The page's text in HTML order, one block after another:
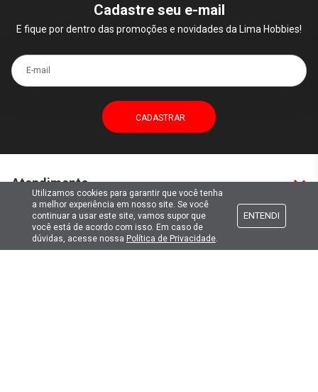
Cadastre seu e-mail
E fique por dentro das promoções e novidades da Lima Hobbies!
E-mail
Atendimento
Formas de pagamento
Utilizamos cookies para garantir que você tenha
a melhor experiência em nosso site. Se você
continuar a usar este site, vamos supor que
você está de acordo com isso. Em caso de
dúvidas, acesse nossa Política de Privacidade.
ENTENDI